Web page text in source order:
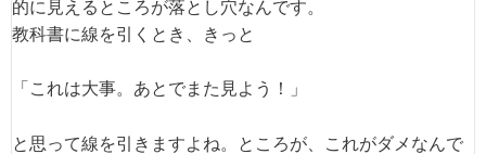
的に見えるところが落とし穴なんです。
教科書に線を引くとき、きっと
「これは大事。あとでまた見よう！」
と思って線を引きますよね。ところが、これがダメなんで